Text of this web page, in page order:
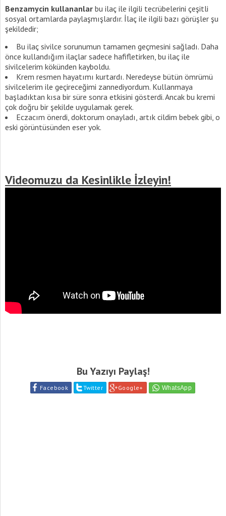
Benzamycin kullananlar bu ilaç ile ilgili tecrübelerini çeşitli
sosyal ortamlarda paylaşmışlardır. İlaç ile ilgili bazı görüşler şu
şekildedir;
Bu ilaç sivilce sorunumun tamamen geçmesini sağladı. Daha
önce kullandığım ilaçlar sadece hafifletirken, bu ilaç ile
sivilcelerim kökünden kayboldu.
Krem resmen hayatımı kurtardı. Neredeyse bütün ömrümü
sivilcelerim ile geçireceğimi zannediyordum. Kullanmaya
başladıktan kısa bir süre sonra etkisini gösterdi. Ancak bu kremi
çok doğru bir şekilde uygulamak gerek.
Eczacım önerdi, doktorum onayladı, artık cildim bebek gibi, o
eski görüntüsünden eser yok.
Videomuzu da Kesinlikle İzleyin!
Bu Yazıyı Paylaş!
Facebook Twitter Google+